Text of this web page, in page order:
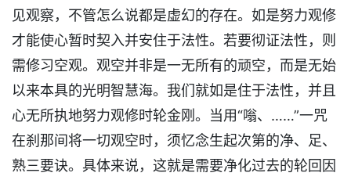
见观察，不管怎么说都是虚幻的存在。如是努力观修
才能使心暂时契入并安住于法性。若要彻证法性，则
需修习空观。观空并非是一无所有的顽空，而是无始
以来本具的光明智慧海。我们就如是住于法性，并且
心无所执地努力观修时轮金刚。当用“嗡、……”一咒
在刹那间将一切观空时，须忆念生起次第的净、足、
熟三要诀。具体来说，这就是需要净化过去的轮回因